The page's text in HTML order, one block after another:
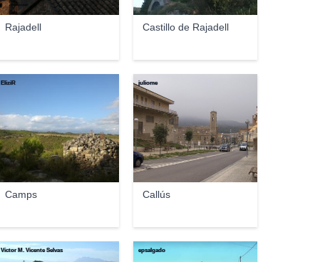
Rajadell Castillo de Rajadell
Camps
EliziR
Callús
juliome
Víctor M. Vicente Selvas epsalgado